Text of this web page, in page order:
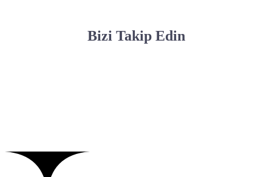
Bizi Takip Edin